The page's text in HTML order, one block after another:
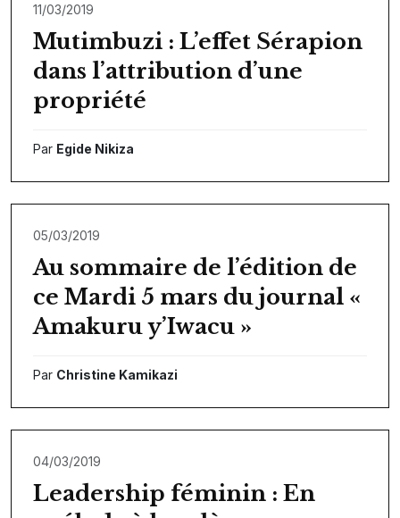
11/03/2019
Mutimbuzi : L’effet Sérapion
dans l’attribution d’une
propriété
Par Egide Nikiza
05/03/2019
Au sommaire de l’édition de
ce Mardi 5 mars du journal «
Amakuru y’Iwacu »
Par Christine Kamikazi
04/03/2019
Leadership féminin : En